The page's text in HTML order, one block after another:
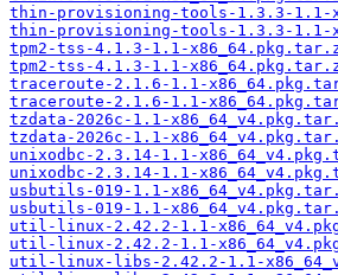
thin-provisioning-tools-1.3.3-1.1-
thin-provisioning-tools-1.3.3-1.1-
tpm2-tss-4.1.3-1.1-
tpm2-tss-4.1.3-1.1-
traceroute-2.1.6-1.1-
traceroute-2.1.6-1.1-
tzdata-2026c-1.1-
tzdata-2026c-1.1-
unixodbc-2.3.14-1.1-
unixodbc-2.3.14-1.1-
usbutils-019-1.1-
usbutils-019-1.1-
util-linux-2.42.2-1.1-
util-linux-2.42.2-1.1-
util-linux-libs-2.42.2-1.1-